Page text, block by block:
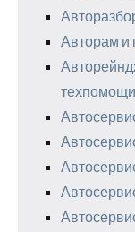
Авторам и